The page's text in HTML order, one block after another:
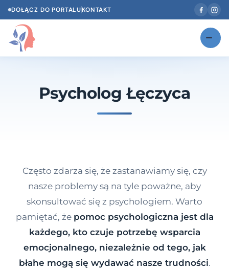
DOŁĄCZ DO PORTALUKONTAKT
NOWOŚĆ
Dawka wiedzy
Dla specjalistów
Kontakt
Psycholog Łęczyca
Często zdarza się, że zastanawiamy się, czy
nasze problemy są na tyle poważne, aby
skonsultować się z psychologiem. Warto
pamiętać, że pomoc psychologiczna jest dla
każdego, kto czuje potrzebę wsparcia
emocjonalnego, niezależnie od tego, jak
błahe mogą się wydawać nasze trudności.